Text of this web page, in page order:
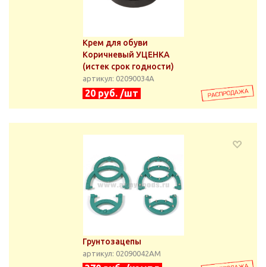
Крем для обуви
Коричневый УЦЕНКА
(истек срок годности)
артикул: 02090034А
20 руб. /шт
Грунтозацепы
артикул: 02090042АМ